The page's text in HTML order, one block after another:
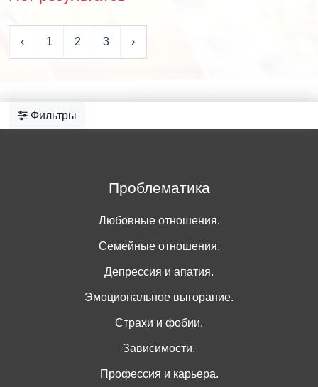
‹ 1 2 3 ›
Фильтры
Проблематика
Любовные отношения.
Семейные отношения.
Депрессия и апатия.
Эмоциональное выгорание.
Страхи и фобии.
Зависимости.
Профессия и карьера.